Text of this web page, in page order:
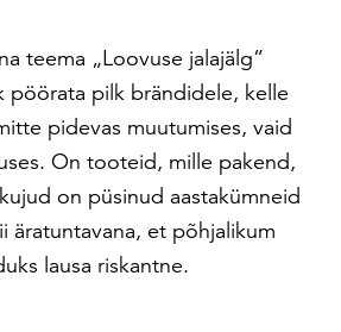
teema „Loovuse jalajälg”
pöörata pilk brändidele, kelle
pidevas muutumises, vaid
On tooteid, mille pakend,
on püsinud aastakümneid
äratuntavana, et põhjalikum
lausa riskantne.